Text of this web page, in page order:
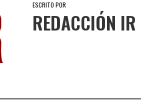
ESCRITO POR
REDACCIÓN IR